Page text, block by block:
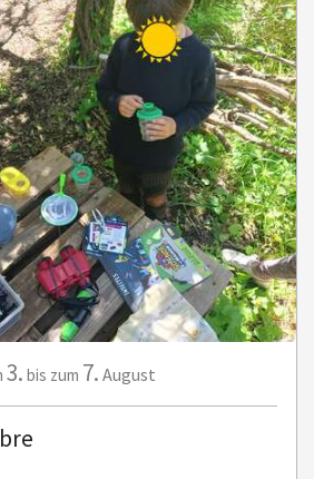
3. bis zum 7. August